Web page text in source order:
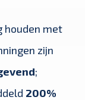
houden met
zijn
;
200%